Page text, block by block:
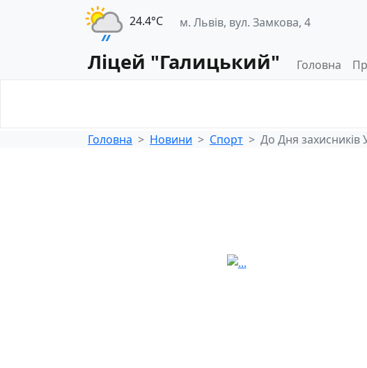
24.4°С м. Львів, вул. Замкова, 4
Ліцей "Галицький" Головна
Головна
Новини Спорт До Дня захисників